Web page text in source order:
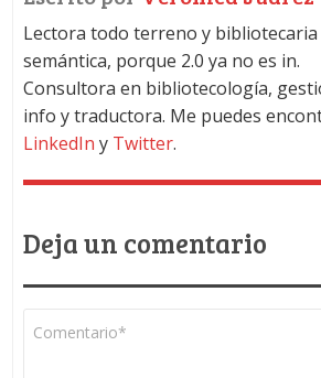
Lectora todo terreno y bibliotecaria
semántica, porque 2.0 ya no es in.
Consultora en bibliotecología,
info y traductora. Me puedes
LinkedIn y Twitter.
Deja un comentario